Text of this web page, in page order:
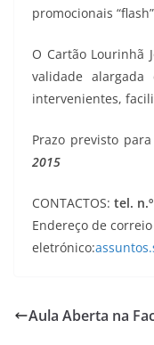
promocionais
O Cartão Lourinhã
validade
intervenientes,
Prazo previsto
2015
CONTACTOS: tel.
Endereço de correio
eletrónico:
Aula Aberta na